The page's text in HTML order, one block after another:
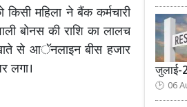
महिला ने बैंक कर्मचारी
बोनस की राशि का लालच
से आॅनलाइन बीस हजार
लगा।
जुलाई-
06